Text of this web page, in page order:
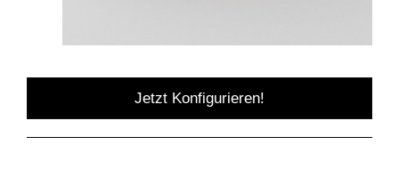
Jetzt Konfigurieren!